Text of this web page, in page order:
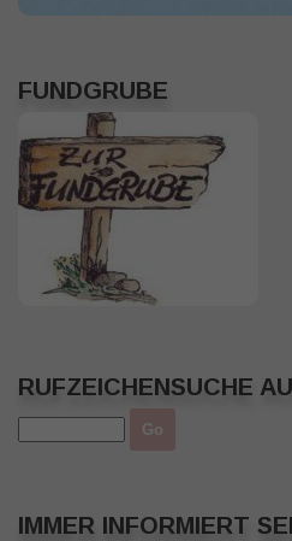
FUNDGRUBE
RUFZEICHENSUCHE
IMMER INFORMIERT